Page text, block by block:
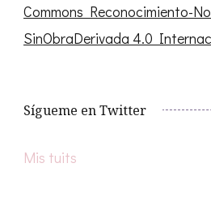
Commons Reconocimiento-
SinObraDerivada 4.0
Sígueme en Twitter
Mis tuits